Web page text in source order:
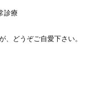
診療
、どうぞご自愛下さい。